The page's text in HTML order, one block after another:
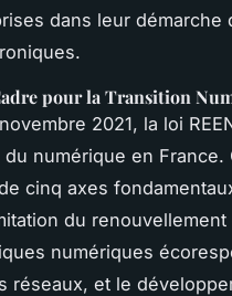
dans leur
pour la Transition
2021, la loi
numérique en
cinq axes
du
numériques
réseaux, et le